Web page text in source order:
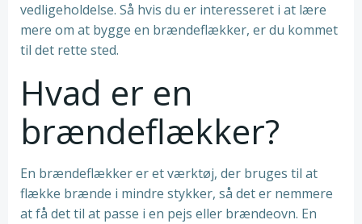
vedligeholdelse. Så hvis du er interesseret i at lære
mere om at bygge en brændeflækker, er du kommet
til det rette sted.
Hvad er en
brændeflækker?
En brændeflækker er et værktøj, der bruges til at
flække brænde i mindre stykker, så det er nemmere
at få det til at passe i en pejs eller brændeovn. En